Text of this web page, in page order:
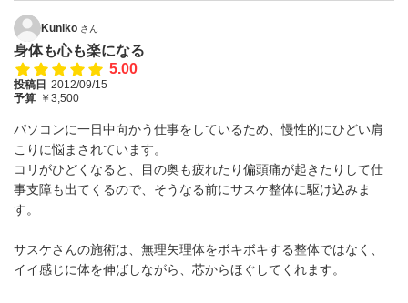
Kuniko さん
身体も心も楽になる
5.00
投稿日 2012/09/15
予算 ￥3,500
パソコンに一日中向かう仕事をしているため、慢性的にひどい肩
こりに悩まされています。
コリがひどくなると、目の奥も疲れたり偏頭痛が起きたりして仕
事支障も出てくるので、そうなる前にサスケ整体に駆け込みま
す。
サスケさんの施術は、無理矢理体をボキボキする整体ではなく、
イイ感じに体を伸ばしながら、芯からほぐしてくれます。